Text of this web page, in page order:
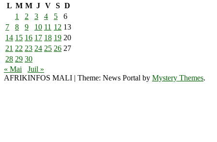
L M M J V S D
1
2 3 4 5
6
7
8 9 10 11 12 13
14 15 16 17 18 19 20
21 22 23 24 25 26 27
28 29 30
« Mai
Juil »
AFRIKINFOS MALI | Theme: News Portal by Mystery Themes.